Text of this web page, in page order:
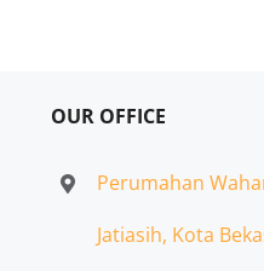
OUR OFFICE
Perumahan
Jatiasih, Kota